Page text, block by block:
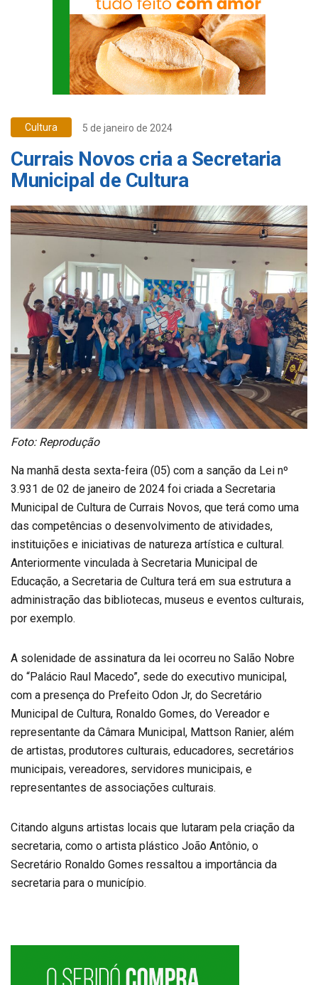
Cultura 5 de janeiro de 2024
Currais Novos cria a Secretaria
Municipal de Cultura
Foto: Reprodução
Na manhã desta sexta-feira (05) com a sanção da Lei nº
3.931 de 02 de janeiro de 2024 foi criada a Secretaria
Municipal de Cultura de Currais Novos, que terá como uma
das competências o desenvolvimento de atividades,
instituições e iniciativas de natureza artística e cultural.
Anteriormente vinculada à Secretaria Municipal de
Educação, a Secretaria de Cultura terá em sua estrutura a
administração das bibliotecas, museus e eventos culturais,
por exemplo.
A solenidade de assinatura da lei ocorreu no Salão Nobre
do “Palácio Raul Macedo”, sede do executivo municipal,
com a presença do Prefeito Odon Jr, do Secretário
Municipal de Cultura, Ronaldo Gomes, do Vereador e
representante da Câmara Municipal, Mattson Ranier, além
de artistas, produtores culturais, educadores, secretários
municipais, vereadores, servidores municipais, e
representantes de associações culturais.
Citando alguns artistas locais que lutaram pela criação da
secretaria, como o artista plástico João Antônio, o
Secretário Ronaldo Gomes ressaltou a importância da
secretaria para o município.